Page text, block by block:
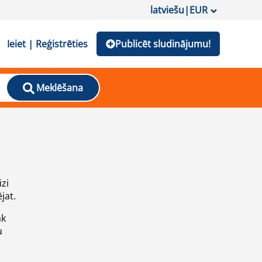
latviešu|EUR
Ieiet | Reģistrēties Publicēt sludinājumu!
Meklēšana